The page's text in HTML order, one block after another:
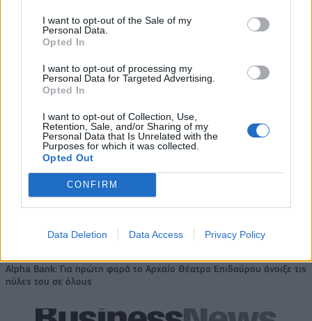
I want to opt-out of the Sale of my
Personal Data.
Opted In
I want to opt-out of processing my
Personal Data for Targeted Advertising.
Opted In
I want to opt-out of Collection, Use,
Retention, Sale, and/or Sharing of my
Personal Data that Is Unrelated with the
Purposes for which it was collected.
Opted Out
CONFIRM
Data Deletion Data Access Privacy Policy
HELLENiQ ENERGY: Κέρδη 393
Στα 734 εκατ. ευρώ τα EBITDA
Αθήνας - Στο τελικό στάδιο το
μεγαλύτερο έργο αναβάθμισης
Η Chery επενδύει 75 εκατ. δολάρια στην KG Mobility
Το FIAT 500 Hybrid τώρα από
Alpha Bank: Για πρώτη φορά το Αρχαίο Θέατρο Επιδαύρου άνοιξε τις
πύλες του σε όλους